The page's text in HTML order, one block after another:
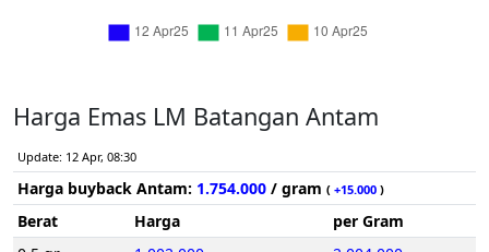
Harga Emas LM Batangan Antam
Update: 12 Apr, 08:30
Harga buyback Antam: 1.754.000 / gram ( +15.000 )
Berat Harga
per Gram